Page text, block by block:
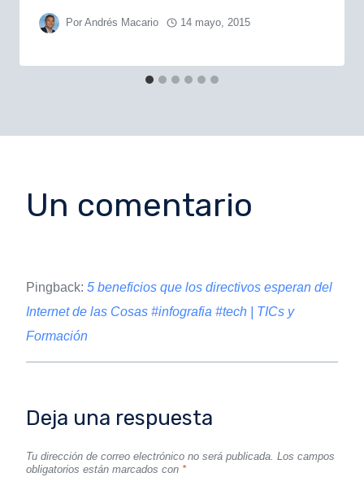
Por Andrés Macario 14 mayo, 2015
Un comentario
Pingback: 5 beneficios que los directivos esperan del
Internet de las Cosas #infografia #tech | TICs y
Formación
Deja una respuesta
Tu dirección de correo electrónico no será publicada. Los campos
obligatorios están marcados con *